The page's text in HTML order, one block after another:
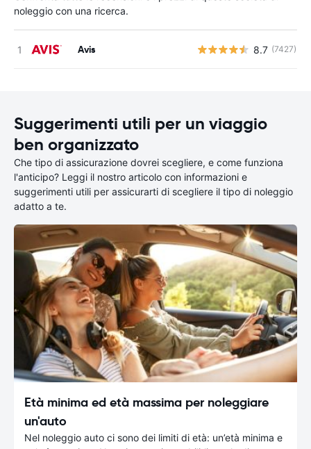
noleggio con una ricerca.
Avis 8.7 (7427)
Suggerimenti utili per un viaggio
ben organizzato
Che tipo di assicurazione dovrei scegliere, e come funziona
l'anticipo? Leggi il nostro articolo con informazioni e
suggerimenti utili per assicurarti di scegliere il tipo di noleggio
adatto a te.
Età minima ed età massima per noleggiare
un'auto
Nel noleggio auto ci sono dei limiti di età: un’età minima e